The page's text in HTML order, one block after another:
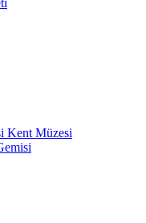
Kent Müzesi